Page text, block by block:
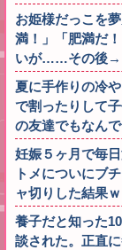
お姫様だっこを
満！」「肥満だ
いが……その後→
夏に手作りの冷
で割ったりして
の友達でもなん
妊娠５ヶ月で毎
トメについにブ
ャ切りした結果
養子だと知った
談された。正直